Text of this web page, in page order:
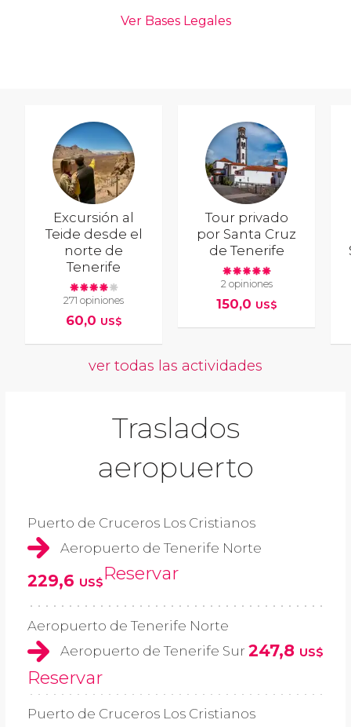
Excursión al
Teide desde el
norte de
Tenerife
271 opiniones
60,0 US$
Tour privado
por Santa Cruz
de Tenerife
2 opiniones
150,0 US$
ver todas las actividades
Traslados
aeropuerto
Puerto de Cruceros Los Cristianos
Aeropuerto de Tenerife Norte
229,6 US$Reservar
Aeropuerto de Tenerife Norte
Aeropuerto de Tenerife Sur 247,8 US$
Reservar
Puerto de Cruceros Los Cristianos